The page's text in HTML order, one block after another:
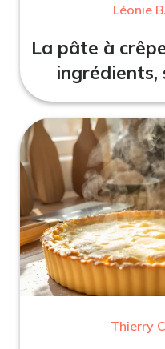
Léonie B.
La pâte à
ingrédients,
Thierry